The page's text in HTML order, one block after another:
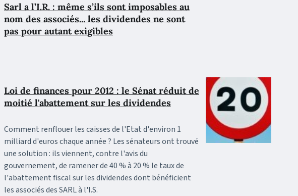
Sarl a l’I.R. : même s’ils sont imposables au
nom des associés... les dividendes ne sont
pas pour autant exigibles
Loi de finances pour 2012 : le Sénat réduit de
moitié l'abattement sur les dividendes
Comment renflouer les caisses de l'Etat d'environ 1
milliard d'euros chaque année ? Les sénateurs ont trouvé
une solution : ils viennent, contre l'avis du
gouvernement, de ramener de 40 % à 20 % le taux de
l'abattement fiscal sur les dividendes dont bénéficient
les associés des SARL à l'I.S.